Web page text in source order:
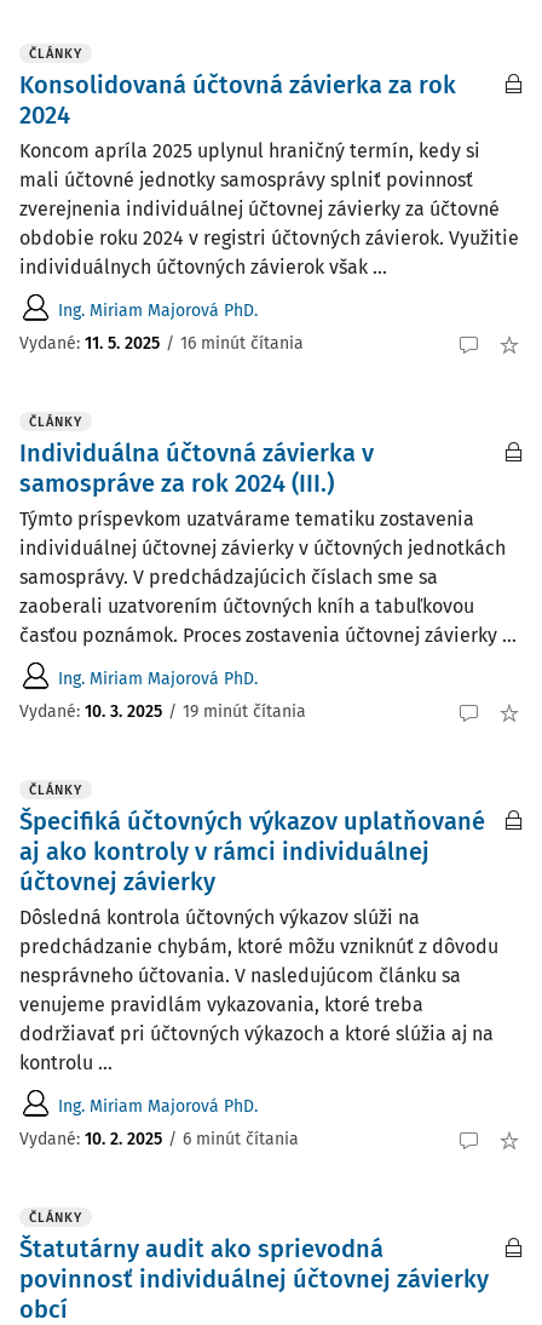
ČLÁNKY
Konsolidovaná účtovná závierka za rok
2024
Koncom apríla 2025 uplynul hraničný termín, kedy si
mali účtovné jednotky samosprávy splniť povinnosť
zverejnenia individuálnej účtovnej závierky za účtovné
obdobie roku 2024 v registri účtovných závierok. Využitie
individuálnych účtovných závierok však ...
Ing. Miriam Majorová PhD.
Vydané: 11. 5. 2025 / 16 minút čítania
ČLÁNKY
Individuálna účtovná závierka v
samospráve za rok 2024 (III.)
Týmto príspevkom uzatvárame tematiku zostavenia
individuálnej účtovnej závierky v účtovných jednotkách
samosprávy. V predchádzajúcich číslach sme sa
zaoberali uzatvorením účtovných kníh a tabuľkovou
časťou poznámok. Proces zostavenia účtovnej závierky ...
Ing. Miriam Majorová PhD.
Vydané: 10. 3. 2025 / 19 minút čítania
ČLÁNKY
Špecifiká účtovných výkazov uplatňované
aj ako kontroly v rámci individuálnej
účtovnej závierky
Dôsledná kontrola účtovných výkazov slúži na
predchádzanie chybám, ktoré môžu vzniknúť z dôvodu
nesprávneho účtovania. V nasledujúcom článku sa
venujeme pravidlám vykazovania, ktoré treba
dodržiavať pri účtovných výkazoch a ktoré slúžia aj na
kontrolu ...
Ing. Miriam Majorová PhD.
Vydané: 10. 2. 2025 / 6 minút čítania
ČLÁNKY
Štatutárny audit ako sprievodná
povinnosť individuálnej účtovnej závierky
obcí